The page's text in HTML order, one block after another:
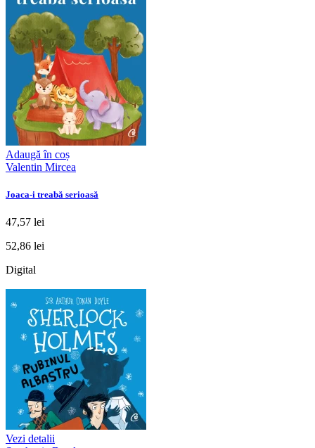
Adaugă în coș
Valentin Mircea
Joaca-i treabă serioasă
47,57 lei
52,86 lei
Digital
Vezi detalii